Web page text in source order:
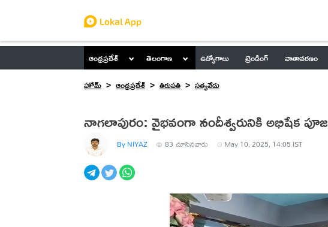
ఆంధ్రప్రదేశ్ తెలంగాణ ఉద్యోగాలు ట్రెండింగ్ వాతావరణం
హోమ్
ఆంధ్రప్రదేశ్ తిరుపతి సత్యవేడు
నాగలాపురం: వైభవంగా నందీశ్వరునికి అభిషేక పూజ
By NIYAZ 83 చూసినవారు May 10, 2025, 14:05 IST